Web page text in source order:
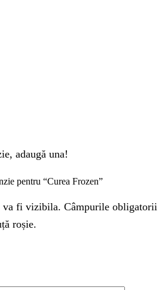
adaugă una!
pentru “Curea Frozen”
va fi vizibila. Câmpurile obligatorii
roșie.